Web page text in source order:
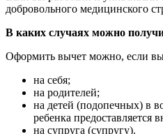
добровольного медицинского
В каких случаях можно
Оформить вычет можно, если вы
на себя;
на родителей;
на детей (подопечных) в
ребенка предоставляется
на супруга (супругу).